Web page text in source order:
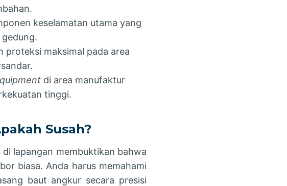
keselamatan utama yang
proteksi maksimal pada area
di area manufaktur
tinggi.
Susah?
lapangan membuktikan bahwa
biasa. Anda harus memahami
baut angkur secara presisi